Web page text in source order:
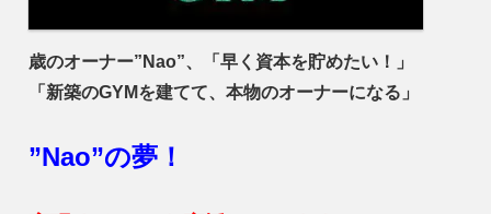
歳のオーナー”Nao”、「早く資本を貯めたい！」
「新築のGYMを建てて、本物のオーナーになる」
”Nao”の夢！